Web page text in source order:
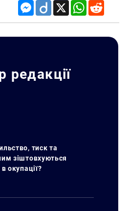
Messenger
Diigo X WhatsApp
редакції
тиск та
зіштовхуються
в окупації?